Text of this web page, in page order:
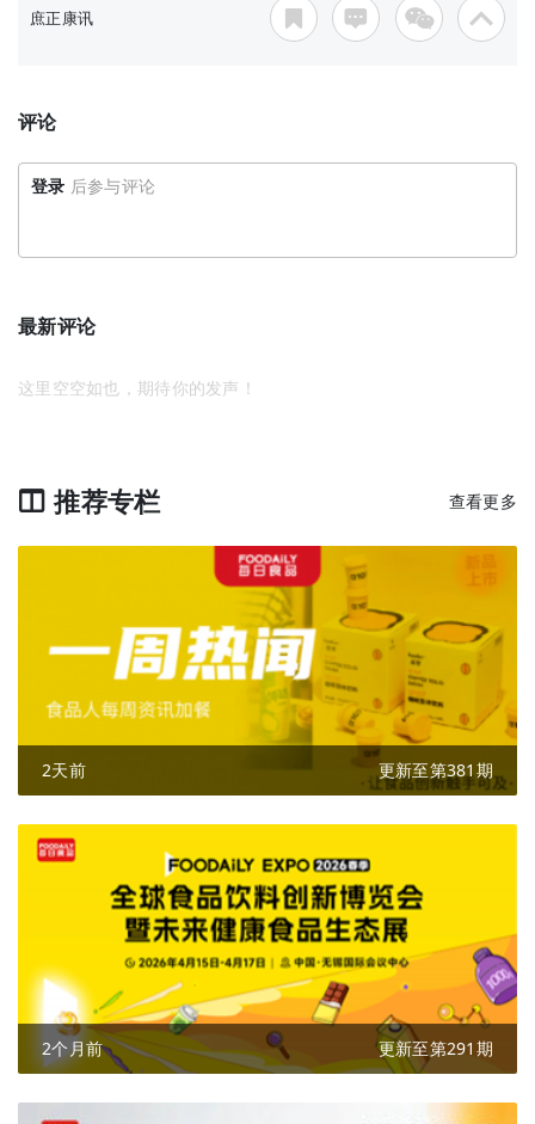
庶正康讯
评论
登录 后参与评论
最新评论
这里空空如也，期待你的发声！
推荐专栏 查看更多
2天前 更新至第381期
2个月前 更新至第291期